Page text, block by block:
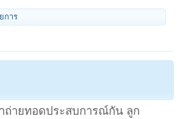
การ
ายทอดประสบการณ์กัน ลูก